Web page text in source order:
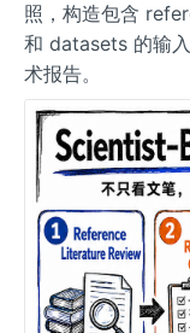
照，构造包含
和 datasets 的输
术报告。